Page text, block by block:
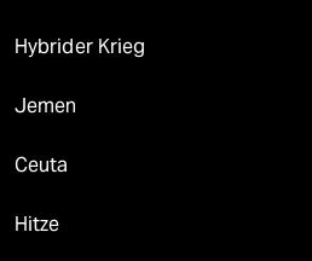
Hybrider Krieg
Jemen
Ceuta
Hitze